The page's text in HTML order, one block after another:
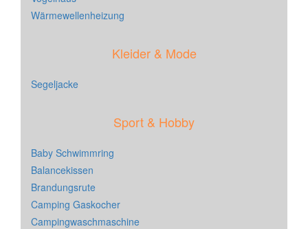
Wärmewellenheizung
Kleider & Mode
Segeljacke
Sport & Hobby
Baby Schwimmring
Balancekissen
Brandungsrute
Camping Gaskocher
Campingwaschmaschine